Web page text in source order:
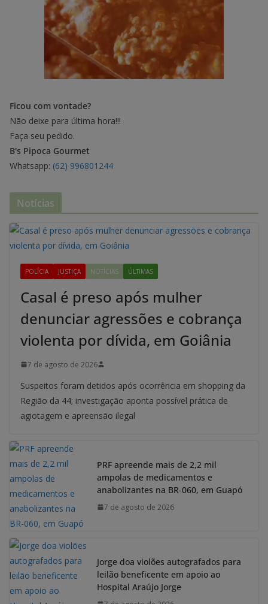
Ficou com vontade?
Não deixe para última hora!!!
Faça seu pedido.
B's Pipoca Gourmet
Whatsapp: (62) 996801244
Notícias
POLÍCIA JUSTIÇA NOTÍCIAS ÚLTIMAS
Casal é preso após mulher
denunciar agressões e cobrança
violenta por dívida, em Goiânia
7 de agosto de 2026
Suspeitos foram detidos após ocorrência em shopping da
Região da 44; investigação aponta possível prática de
agiotagem e apreensão ilegal
PRF apreende mais de 2,2 mil
ampolas de medicamentos e
anabolizantes na BR-060, em Guapó
7 de agosto de 2026
Jorge doa violões autografados para
leilão beneficente em apoio ao
Hospital Araújo Jorge